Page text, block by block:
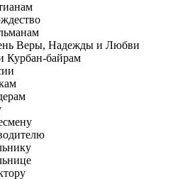
Веры, Надежды и Любви
Курбан-байрам